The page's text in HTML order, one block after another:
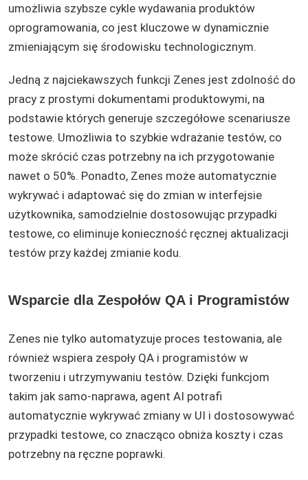
umożliwia szybsze cykle wydawania produktów
oprogramowania, co jest kluczowe w dynamicznie
zmieniającym się środowisku technologicznym​.
Jedną z najciekawszych funkcji Zenes jest zdolność do
pracy z prostymi dokumentami produktowymi, na
podstawie których generuje szczegółowe scenariusze
testowe. Umożliwia to szybkie wdrażanie testów, co
może skrócić czas potrzebny na ich przygotowanie
nawet o 50%​. Ponadto, Zenes może automatycznie
wykrywać i adaptować się do zmian w interfejsie
użytkownika, samodzielnie dostosowując przypadki
testowe, co eliminuje konieczność ręcznej aktualizacji
testów przy każdej zmianie kodu​​.
Wsparcie dla Zespołów QA i Programistów
Zenes nie tylko automatyzuje proces testowania, ale
również wspiera zespoły QA i programistów w
tworzeniu i utrzymywaniu testów. Dzięki funkcjom
takim jak samo-naprawa, agent AI potrafi
automatycznie wykrywać zmiany w UI i dostosowywać
przypadki testowe, co znacząco obniża koszty i czas
potrzebny na ręczne poprawki.